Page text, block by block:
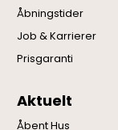
Åbningstider
Job & Karrierer
Prisgaranti
Aktuelt
Åbent Hus